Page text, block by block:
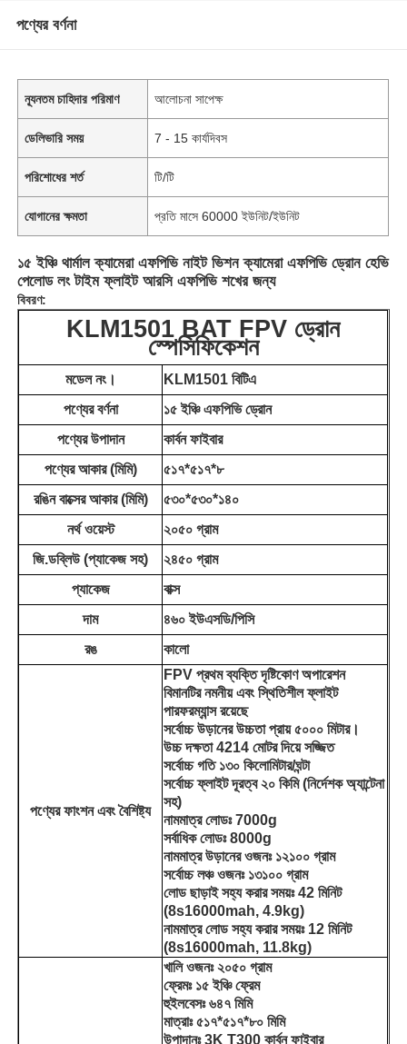
পণ্যের বর্ণনা
ন্যূনতম চাহিদার পরিমাণ আলোচনা সাপেক্ষ
ডেলিভারি সময় 7 - 15 কার্যদিবস
পরিশোধের শর্ত টি/টি
যোগানের ক্ষমতা প্রতি মাসে 60000 ইউনিট/ইউনিট
১৫ ইঞ্চি থার্মাল ক্যামেরা এফপিভি নাইট ভিশন ক্যামেরা এফপিভি ড্রোন হেভি
পেলোড লং টাইম ফ্লাইট আরসি এফপিভি শখের জন্য
বিবরণ:
KLM1501 BAT FPV ড্রোন
স্পেসিফিকেশন
মডেল নং।
KLM1501 বিটিএ
পণ্যের বর্ণনা
১৫ ইঞ্চি এফপিভি ড্রোন
পণ্যের উপাদান
কার্বন ফাইবার
পণ্যের আকার (মিমি)
৫১৭*৫১৭*৮
রঙিন বাক্সের আকার (মিমি)
৫৩০*৫৩০*১৪০
নর্থ ওয়েস্ট
২০৫০ গ্রাম
জি.ডব্লিউ (প্যাকেজ সহ)
২৪৫০ গ্রাম
প্যাকেজ
বাক্স
দাম
৪৬০ ইউএসডি/পিসি
রঙ
কালো
পণ্যের ফাংশন এবং বৈশিষ্ট্য
FPV প্রথম ব্যক্তি দৃষ্টিকোণ অপারেশন
বিমানটির নমনীয় এবং স্থিতিশীল ফ্লাইট
পারফরম্যান্স রয়েছে
সর্বোচ্চ উড়ানের উচ্চতা প্রায় ৫০০০ মিটার।
উচ্চ দক্ষতা 4214 মোটর দিয়ে সজ্জিত
সর্বোচ্চ গতি ১৩০ কিলোমিটার/ঘন্টা
সর্বোচ্চ ফ্লাইট দূরত্ব ২০ কিমি (নির্দেশক অ্যান্টেনা
সহ)
নামমাত্র লোডঃ 7000g
সর্বাধিক লোডঃ 8000g
নামমাত্র উড়ানের ওজনঃ ১২১০০ গ্রাম
সর্বোচ্চ লঞ্চ ওজনঃ ১৩১০০ গ্রাম
লোড ছাড়াই সহ্য করার সময়ঃ 42 মিনিট
(8s16000mah, 4.9kg)
নামমাত্র লোড সহ্য করার সময়ঃ 12 মিনিট
(8s16000mah, 11.8kg)
খালি ওজনঃ ২০৫০ গ্রাম
ফ্রেমঃ ১৫ ইঞ্চি ফ্রেম
হুইলবেসঃ ৬৪৭ মিমি
মাত্রাঃ ৫১৭*৫১৭*৮০ মিমি
উপাদানঃ 3K T300 কার্বন ফাইবার